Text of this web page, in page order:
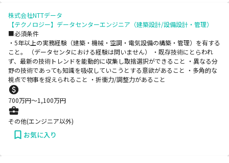
株式会社NTTデータ
【テクノロジー】データセンターエンジニア（建築設計/設備設計・管理）
■必須条件
・5年以上の実務経験（建築・機械・空調・電気設備の構築・管理）を有する
こと。 （データセンタにおける経験は問いません） ・既存技術にとらわれ
ず、最新の技術トレンドを能動的に収集し取捨選択ができること ・異なる分
野の技術であっても知識を吸収していこうとする意欲があること ・多角的な
視点で物事を捉えられること ・折衝力/調整力があること
700万円〜1,100万円
その他(エンジニア以外)
お気に入り